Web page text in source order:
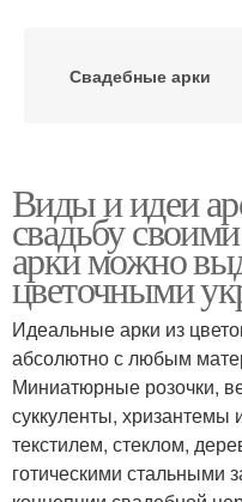
Свадебные арки
Арка из березы
Арка из искусственных
цветов
Арка на свадьбу
Виды и идеи
свадьбу
арки можно
цветочными
Идеальные арки из
абсолютно с любым
Миниатюрные розочки,
суккуленты,
текстилем, стеклом,
готическими стальными